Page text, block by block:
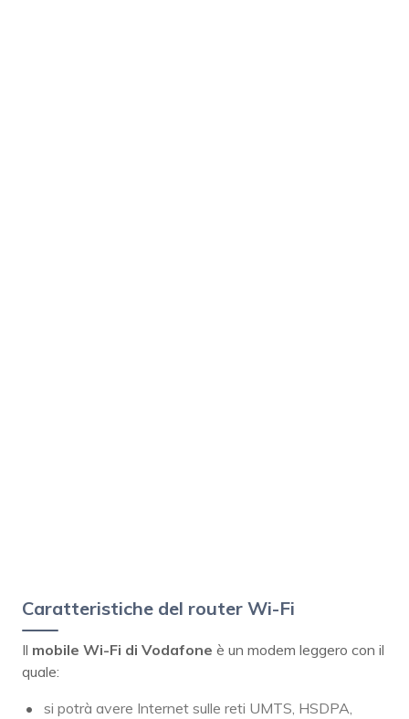
Caratteristiche del router Wi-Fi
Il mobile Wi-Fi di Vodafone è un modem leggero con il
quale:
si potrà avere Internet sulle reti UMTS, HSDPA,